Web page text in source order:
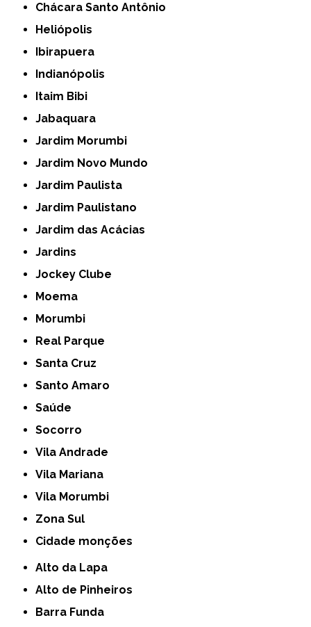
Chácara Santo Antônio
Heliópolis
Ibirapuera
Indianópolis
Itaim Bibi
Jabaquara
Jardim Morumbi
Jardim Novo Mundo
Jardim Paulista
Jardim Paulistano
Jardim das Acácias
Jardins
Jockey Clube
Moema
Morumbi
Real Parque
Santa Cruz
Santo Amaro
Saúde
Socorro
Vila Andrade
Vila Mariana
Vila Morumbi
Zona Sul
cidade monções
Alto da Lapa
Alto de Pinheiros
Barra Funda